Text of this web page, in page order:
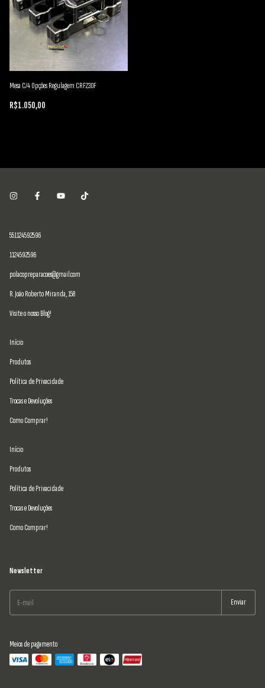
Mesa C/4 Opções Regulagem CRF230F
R$1.050,00
551124592596
1124592596
polacopreparacoes@gmail.com
R. João Roberto Miranda, 158
Visite o nosso Blog!
Início
Produtos
Política de Privacidade
Trocas e Devoluções
Como Comprar!
Início
Produtos
Política de Privacidade
Trocas e Devoluções
Como Comprar!
Newsletter
Meios de pagamento